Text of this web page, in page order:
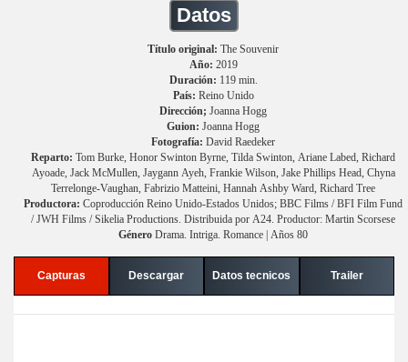
Datos
Título original: The Souvenir
Año: 2019
Duración: 119 min.
País: Reino Unido
Dirección; Joanna Hogg
Guion: Joanna Hogg
Fotografía: David Raedeker
Reparto: Tom Burke, Honor Swinton Byrne, Tilda Swinton, Ariane Labed, Richard
Ayoade, Jack McMullen, Jaygann Ayeh, Frankie Wilson, Jake Phillips Head, Chyna
Terrelonge-Vaughan, Fabrizio Matteini, Hannah Ashby Ward, Richard Tree
Productora: Coproducción Reino Unido-Estados Unidos; BBC Films / BFI Film Fund
/ JWH Films / Sikelia Productions. Distribuida por A24. Productor: Martin Scorsese
Género Drama. Intriga. Romance | Años 80
Capturas Descargar Datos tecnicos Trailer